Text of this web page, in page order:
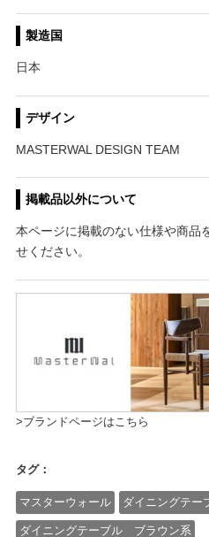
製造国
日本
デザイン
MASTERWAL DESIGN TEAM
掲載品以外について
本ページに掲載のない仕様や商品
せください。
>ブランドページはこちら
タグ：
マスターウォール ダイニングテ
ダイニングテーブル ブラウン系